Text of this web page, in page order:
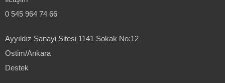
0 545 964 74 66
Ayyıldız Sanayi Sitesi 1141 Sokak No:12
Ostim/Ankara
Destek